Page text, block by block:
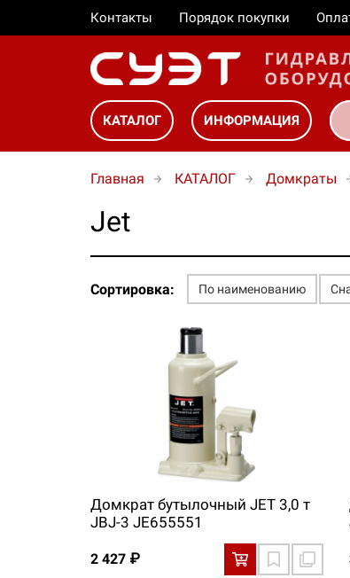
Контакты Порядок покупки
КАТАЛОГ ИНФОРМАЦИЯ
Главная КАТАЛОГ Домкраты
Jet
Сортировка: По наименованию
Домкрат бутылочный JET 3,0 т
JBJ-3 JE655551
2 427 ₽